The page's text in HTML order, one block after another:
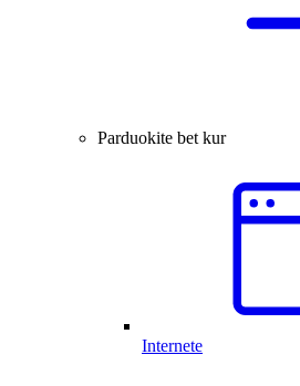
Parduokite bet kur
Internete